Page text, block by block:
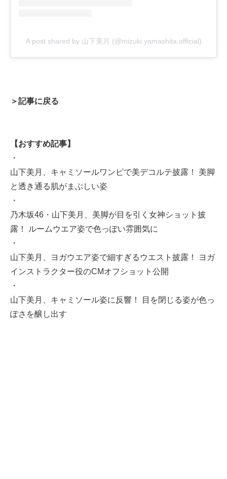
A post shared by 山下美月 (@mizuki.yamashita.official)
＞記事に戻る
【おすすめ記事】
・
山下美月、キャミソールワンピで美デコルテ披露！ 美脚
と透き通る肌がまぶしい姿
・
乃木坂46・山下美月、美脚が目を引く女神ショット披
露！ ルームウエア姿で色っぽい雰囲気に
・
山下美月、ヨガウエア姿で細すぎるウエスト披露！ ヨガ
インストラクター役のCMオフショット公開
・
山下美月、キャミソール姿に反響！ 目を閉じる姿が色っ
ぽさを醸し出す